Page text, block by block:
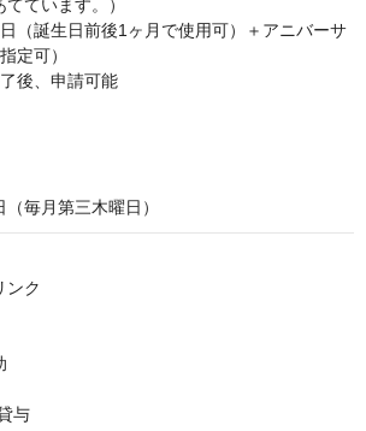
ています。）
（誕生日前後1ヶ月で使用可）＋アニバーサ
定可）
後、申請可能
毎月第三木曜日）
ンク
与